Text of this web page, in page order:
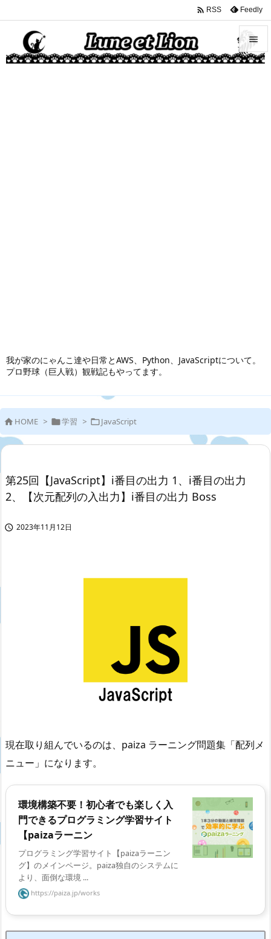
我が家のにゃんこ達や日常とAWS、Python、JavaScriptについて。
プロ野球（巨人戦）観戦記もやってます。


 RSS Feedly
 HOME > 学習 > JavaScript
第25回【JavaScript】i番目の出力 1、i番目の出力
2、【次元配列の入出力】i番目の出力 Boss
 2023年11月12日
現在取り組んでいるのは、paiza ラーニング問題集「配列メ
ニュー」になります。
環境構築不要！初心者でも楽しく入
門できるプログラミング学習サイト
【paizaラーニン
プログラミング学習サイト【paizaラーニン
グ】のメインページ。paiza独自のシステムに
より、面倒な環境 ...
https://paiza.jp/works